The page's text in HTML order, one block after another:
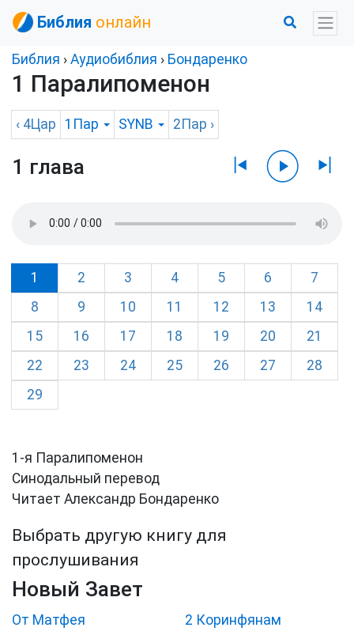
Библия онлайн
Библия › Аудиобиблия › Бондаренко
1 Паралипоменон
‹ 4Цар 1Пар SYNB 2Пар ›
1 глава
1 2 3 4 5 6
7
8
9 10 11 12 13
14
15
16 17 18 19 20
21
22
23 24 25 26 27
28
29
1-я Паралипоменон
Синодальный перевод
Читает Александр Бондаренко
Выбрать другую книгу для
прослушивания
Новый Завет
От Матфея
2 Коринфянам